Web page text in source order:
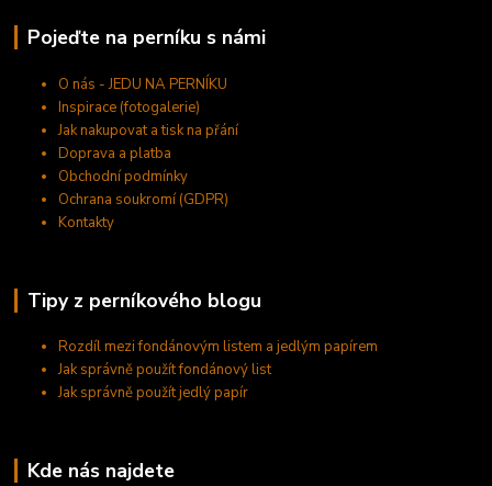
Pojeďte na perníku s námi
O nás - JEDU NA PERNÍKU
Inspirace (fotogalerie)
Jak nakupovat a tisk na přání
Doprava a platba
Obchodní podmínky
Ochrana soukromí (GDPR)
Kontakty
Tipy z perníkového blogu
Rozdíl mezi fondánovým listem a jedlým papírem
Jak správně použít fondánový list
Jak správně použít jedlý papír
Kde nás najdete